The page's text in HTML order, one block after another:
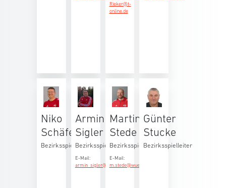
Rieker@t-
online.de
Niko
Schäfer
Bezirksspielleiter
Armin
Sigler
Bezirksspielleiter
E-Mail:
armin_sigler@yahoo.de
Martin
Stede
Bezirksspielleiter
E-Mail:
m.stede@wuerttfv.de
Günter
Stucke
Bezirksspielleiter